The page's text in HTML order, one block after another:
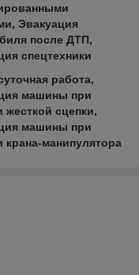
Эвакуация
после ДТП,
спецтехники
работа,
машины при
сцепки,
машины при
манипулятора